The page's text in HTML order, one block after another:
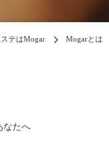
テはMogar Mogarとは
なたへ